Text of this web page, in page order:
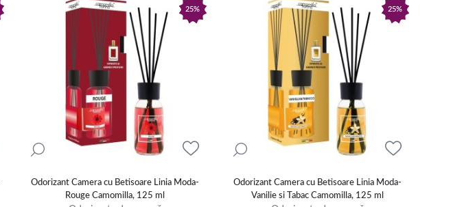
25%
Odorizant Camera cu Betisoare Linia Moda-
Rouge Camomilla, 125 ml
25%
Odorizant Camera cu Betisoare Linia Moda-
Vanilie si Tabac Camomilla, 125 ml